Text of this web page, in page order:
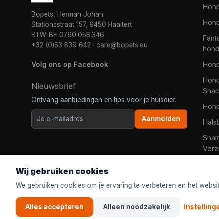
Bopets, Herman Johan
Stationsstraat 157, 9450 Haaltert
BTW: BE 0760.058.346
+32 (0)53 839 642 · care@bopets.eu
Volg ons op Facebook
Nieuwsbrief
Ontvang aanbiedingen en tips voor je huisdier.
Aanmelden
© 2026Bopets| De online dierenwinkel voor iedereen in
Wij gebruiken cookies
We gebruiken cookies om je ervaring te verbeteren en het
Alles accepteren Alleen noodzakelijk